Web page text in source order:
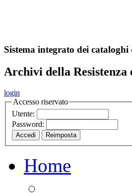
Sistema integrato dei
Archivi della Resistenza
login
Accesso riservato
Utente:
Password:
Home